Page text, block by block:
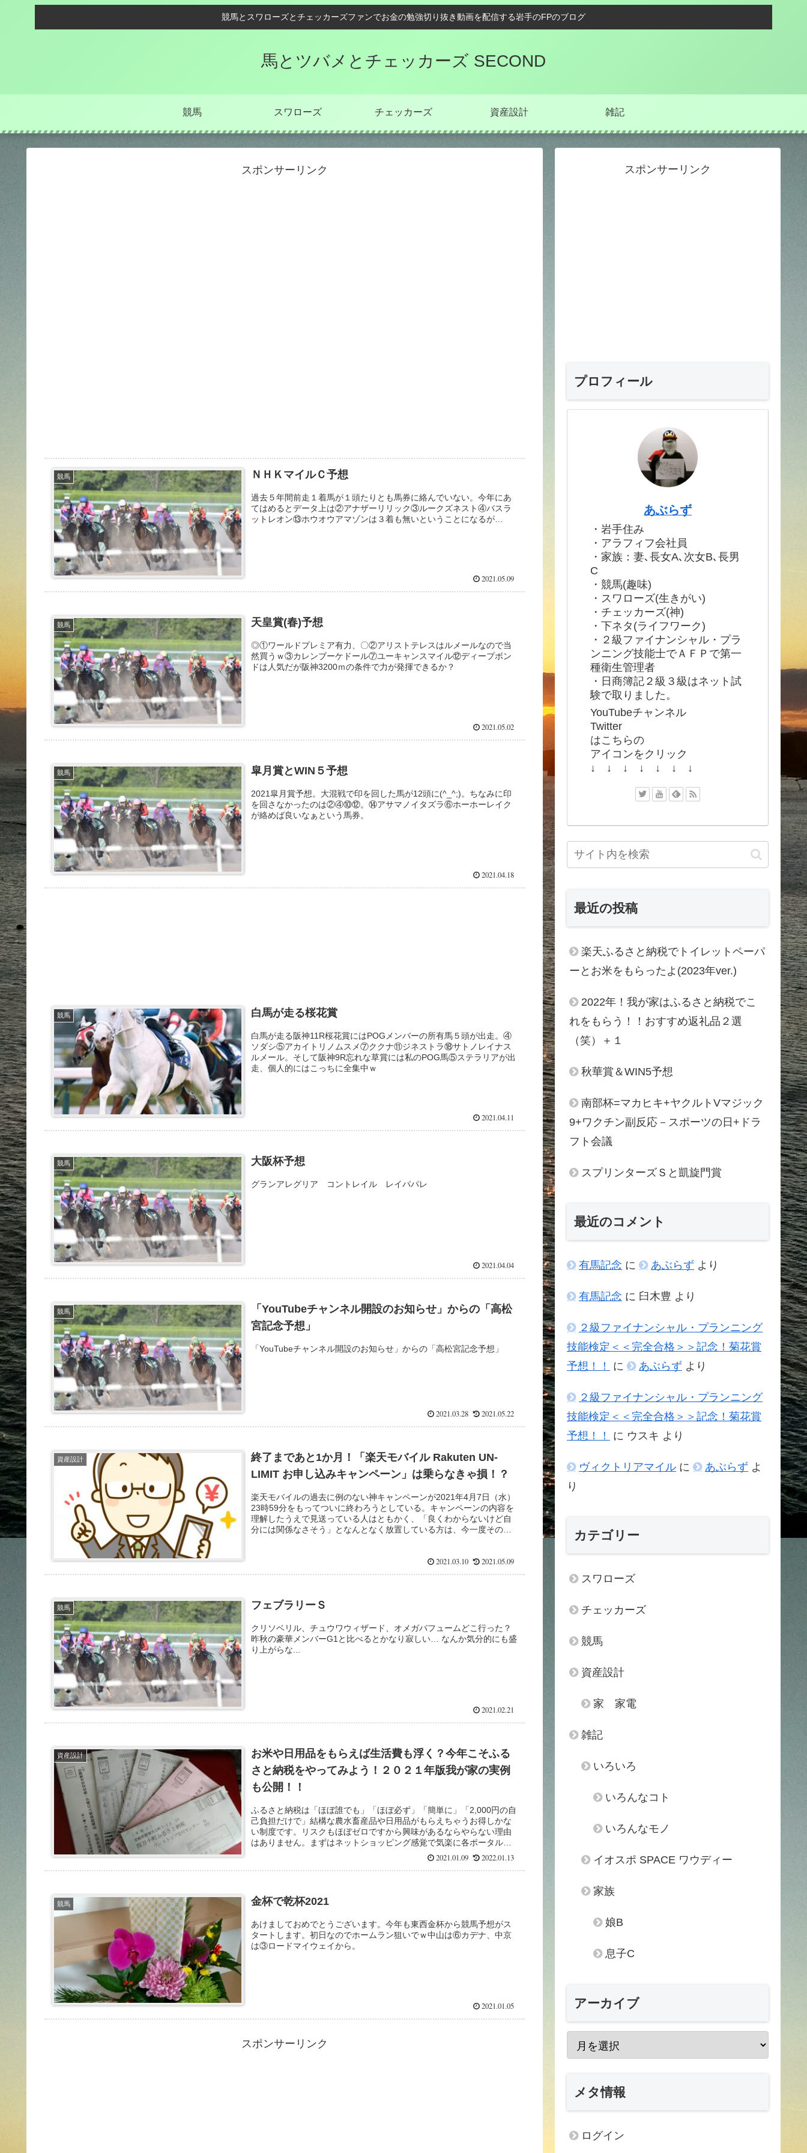
競馬とスワローズとチェッカーズファンでお金の勉強切り抜き動画を配信する岩手のFPのブログ
馬とツバメとチェッカーズ SECOND
競馬 スワローズ チェッカーズ 資産設計 雑記
スポンサーリンク
競馬 ＮＨＫマイルＣ予想
過去５年間前走１着馬が１頭たりとも馬券に絡んでいない。今年にあ
てはめるとデータ上は②アナザーリリック③ルークズネスト④バスラ
ットレオン⑬ホウオウアマゾンは３着も無いということになるが…
2021.05.09
競馬 天皇賞(春)予想
◎①ワールドプレミア有力、〇②アリストテレスはルメールなので当
然買うｗ③カレンブーケドール⑦ユーキャンスマイル⑫ディープボン
ドは人気だが阪神3200ｍの条件で力が発揮できるか？
2021.05.02
競馬 皐月賞とWIN５予想
2021皐月賞予想。大混戦で印を回した馬が12頭に(^_^;)。ちなみに印
を回さなかったのは②④⑩⑫。⑭アサマノイタズラ⑥ホーホーレイク
が絡めば良いなぁという馬券。
2021.04.18
競馬 白馬が走る桜花賞
白馬が走る阪神11R桜花賞にはPOGメンバーの所有馬５頭が出走。④
ソダシ⑤アカイトリノムスメ⑦ククナ⑪ジネストラ⑱サトノレイナス
ルメール。そして阪神9R忘れな草賞には私のPOG馬⑤ステラリアが出
走、個人的にはこっちに全集中ｗ
2021.04.11
競馬 大阪杯予想
グランアレグリア コントレイル レイパパレ
2021.04.04
競馬
「YouTubeチャンネル開設のお知らせ」からの「高松
宮記念予想」
「YouTubeチャンネル開設のお知らせ」からの「高松宮記念予想」
2021.03.28 2021.05.22
資産設計
終了まであと1か月！「楽天モバイル Rakuten UN-
LIMIT お申し込みキャンペーン」は乗らなきゃ損！？
楽天モバイルの過去に例のない神キャンペーンが2021年4月7日（水）
23時59分をもってついに終わろうとしている。キャンペーンの内容を
理解したうえで見送っている人はともかく、「良くわからないけど自
分には関係なさそう」となんとなく放置している方は、今一度そのメ
2021.03.10 2021.05.09
競馬 フェブラリーＳ
クリソベリル、チュウワウィザード、オメガパフュームどこ行った？
昨秋の豪華メンバーG1と比べるとかなり寂しい… なんか気分的にも盛
り上がらな...
2021.02.21
資産設計
お米や日用品をもらえば生活費も浮く？今年こそふる
さと納税をやってみよう！２０２１年版我が家の実例
も公開！！
ふるさと納税は「ほぼ誰でも」「ほぼ必ず」「簡単に」「2,000円の自
己負担だけで」結構な農水畜産品や日用品がもらえちゃうお得しかな
い制度です。リスクもほぼゼロですから興味があるならやらない理由
はありません。まずはネットショッピング感覚で気楽に各ポータルサ
2021.01.09 2022.01.13
競馬 金杯で乾杯2021
あけましておめでとうございます。今年も東西金杯から競馬予想がス
タートします。初日なのでホームラン狙いでｗ中山は⑥カデナ、中京
は③ロードマイウェイから。
2021.01.05
スポンサーリンク
スポンサーリンク
プロフィール
あぶらず
・岩手住み
・アラフィフ会社員
・家族：妻､長女A､次女B､長男
C
・競馬(趣味)
・スワローズ(生きがい)
・チェッカーズ(神)
・下ネタ(ライフワーク)
・２級ファイナンシャル・プラ
ンニング技能士でＡＦＰで第一
種衛生管理者
・日商簿記２級３級はネット試
験で取りました。
YouTubeチャンネル
Twitter
はこちらの
アイコンをクリック
↓ ↓ ↓ ↓ ↓ ↓ ↓
最近の投稿
楽天ふるさと納税でトイレットペーパ
ーとお米をもらったよ(2023年ver.)
2022年！我が家はふるさと納税でこ
れをもらう！！おすすめ返礼品２選
（笑）＋１
秋華賞＆WIN5予想
南部杯=マカヒキ+ヤクルトVマジック
9+ワクチン副反応－スポーツの日+ドラ
フト会議
スプリンターズＳと凱旋門賞
最近のコメント
有馬記念 に あぶらず より
有馬記念 に 臼木豊 より
２級ファイナンシャル・プランニング
技能検定＜＜完全合格＞＞記念！菊花賞
予想！！
に あぶらず より
２級ファイナンシャル・プランニング
技能検定＜＜完全合格＞＞記念！菊花賞
予想！！
に ウスキ より
ヴィクトリアマイル に あぶらず よ
り
カテゴリー
スワローズ
チェッカーズ
競馬
資産設計
家 家電
雑記
いろいろ
いろんなコト
いろんなモノ
イオスポ SPACE ワウディー
家族
娘B
息子C
アーカイブ
メタ情報
ログイン